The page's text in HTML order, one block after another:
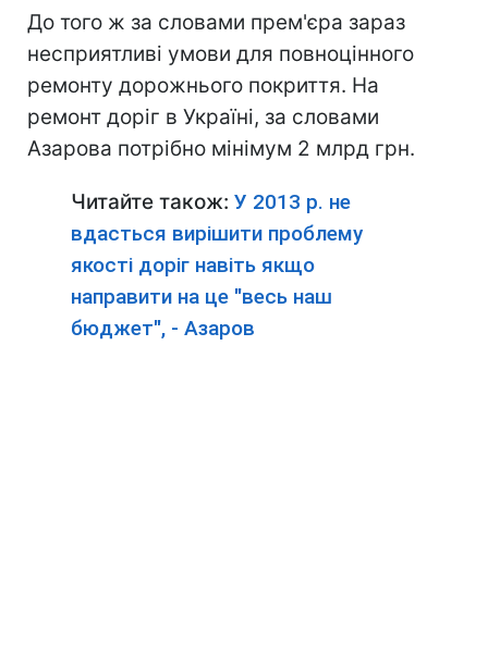
До того ж за словами прем'єра зараз
несприятливі умови для повноцінного
ремонту дорожнього покриття. На
ремонт доріг в Україні, за словами
Азарова потрібно мінімум 2 млрд грн.
Читайте також: У 2013 р. не
вдасться вирішити проблему
якості доріг навіть якщо
направити на це "весь наш
бюджет", - Азаров